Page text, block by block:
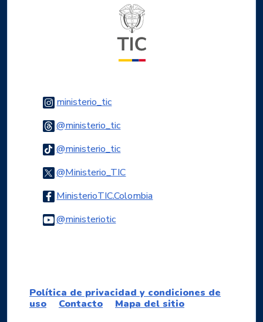
ministerio_ticLogo Instagram
@ministerio_ticLogo Threads
@ministerio_ticLogo Tiktok
@Ministerio_TICLogo Twitter
MinisterioTIC.ColombiaLogo Facebook
@ministerioticLogo Youtube
Política de privacidad y condiciones de
uso
Contacto Mapa del sitio